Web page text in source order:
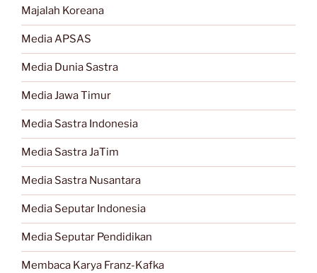
Majalah Koreana
Media APSAS
Media Dunia Sastra
Media Jawa Timur
Media Sastra Indonesia
Media Sastra JaTim
Media Sastra Nusantara
Media Seputar Indonesia
Media Seputar Pendidikan
Membaca Karya Franz-Kafka